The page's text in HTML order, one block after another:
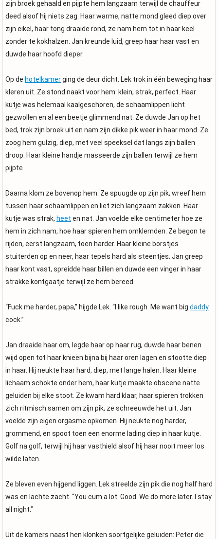
zijn broek gehaald en pijpte hem langzaam terwijl de chauffeur
deed alsof hij niets zag. Haar warme, natte mond gleed diep over
zijn eikel, haar tong draaide rond, ze nam hem tot in haar keel
zonder te kokhalzen. Jan kreunde luid, greep haar haar vast en
duwde haar hoofd dieper.
Op de hotelkamerging de deur dicht. Lek trok in één beweging haar
kleren uit. Ze stond naakt voor hem: klein, strak, perfect. Haar
kutje was helemaal kaalgeschoren, de schaamlippen licht
gezwollen en al een beetje glimmend nat. Ze duwde Jan op het
bed, trok zijn broek uit en nam zijn dikke pik weer in haar mond. Ze
zoog hem gulzig, diep, met veel speeksel dat langs zijn ballen
droop. Haar kleine handje masseerde zijn ballen terwijl ze hem
pijpte.
Daarna klom ze bovenop hem. Ze spuugde op zijn pik, wreef hem
tussen haar schaamlippen en liet zich langzaam zakken. Haar
kutje was strak, heet en nat. Jan voelde elke centimeter hoe ze
hem in zich nam, hoe haar spieren hem omklemden. Ze begon te
rijden, eerst langzaam, toen harder. Haar kleine borstjes
stuiterden op en neer, haar tepels hard als steentjes. Jan greep
haar kont vast, spreidde haar billen en duwde een vinger in haar
strakke kontgaatje terwijl ze hem bereed.
“Fuck me harder, papa,” hijgde Lek. “I like rough. Me want big daddy
cock.”
Jan draaide haar om, legde haar op haar rug, duwde haar benen
wijd open tot haar knieën bijna bij haar oren lagen en stootte diep
in haar. Hij neukte haar hard, diep, met lange halen. Haar kleine
lichaam schokte onder hem, haar kutje maakte obscene natte
geluiden bij elke stoot. Ze kwam hard klaar, haar spieren trokken
zich ritmisch samen om zijn pik, ze schreeuwde het uit. Jan
voelde zijn eigen orgasme opkomen. Hij neukte nog harder,
grommend, en spoot toen een enorme lading diep in haar kutje.
Golf na golf, terwijl hij haar vasthield alsof hij haar nooit meer los
wilde laten.
Ze bleven even hijgend liggen. Lek streelde zijn pik die nog half hard
was en lachte zacht. “You cum a lot. Good. We do more later. I stay
all night.”
Uit de kamers naast hen klonken soortgelijke geluiden: Peter die